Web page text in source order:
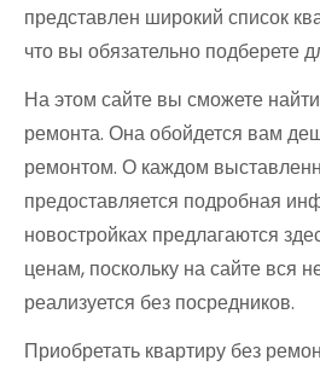
представлен широкий список
что вы обязательно подберете
На этом сайте вы сможете
ремонта. Она обойдется вам
ремонтом. О каждом
предоставляется подробная
новостройках предлагаются
ценам, поскольку на сайте вся
реализуется без посредников.
Приобретать квартиру без